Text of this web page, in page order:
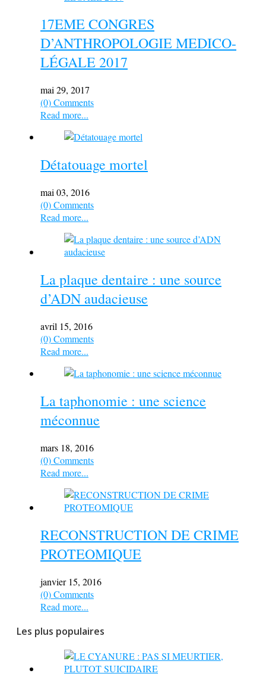
17EME CONGRES
D’ANTHROPOLOGIE MEDICO-
LÉGALE 2017
mai 29, 2017
(0) Comments
Read more...
Détatouage mortel
mai 03, 2016
(0) Comments
Read more...
La plaque dentaire : une source
d’ADN audacieuse
avril 15, 2016
(0) Comments
Read more...
La taphonomie : une science
méconnue
mars 18, 2016
(0) Comments
Read more...
RECONSTRUCTION DE CRIME
PROTEOMIQUE
janvier 15, 2016
(0) Comments
Read more...
Les plus populaires